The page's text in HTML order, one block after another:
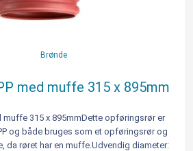
Brønde
med muffe 315 x 895mm
muffe 315 x 895mmDette opføringsrør er
og både bruges som et opføringsrør og
da røret har en muffe.Udvendig diameter: